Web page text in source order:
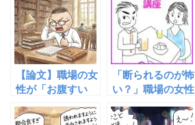
流れを堰き止める
な
【論文】職場の女
性が「お腹すい
る心理！自然にご
「断られるのが怖
い？」職場の女性
なら『断られて当